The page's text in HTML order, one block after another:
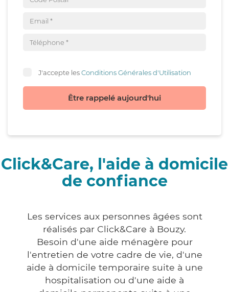
J'accepte lesConditions Générales d'Utilisation
Être rappelé aujourd'hui
Click&Care, l'aide à domicile
de confiance
Les services aux personnes âgées sont
réalisés par Click&Care à Bouzy.
Besoin d'une aide ménagère pour
l'entretien de votre cadre de vie, d'une
aide à domicile temporaire suite à une
hospitalisation ou d'une aide à